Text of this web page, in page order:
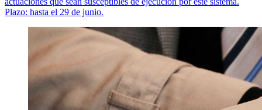
Plazo: hasta el 29 de junio.